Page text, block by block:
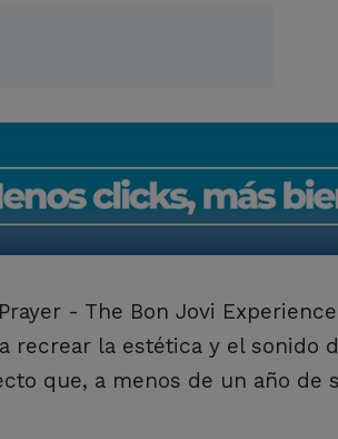
- The Bon Jovi
recrear la estética y el sonido
que, a menos de un año de